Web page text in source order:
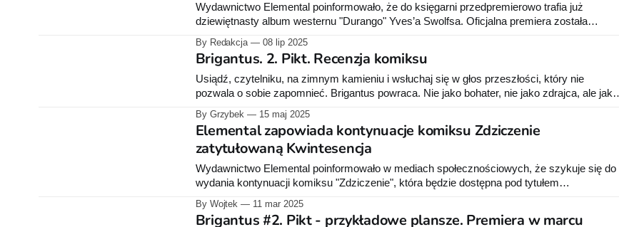
Wydawnictwo Elemental poinformowało, że do księgarni przedpremierowo trafia już
dziewiętnasty album westernu "Durango" Yves’a Swolfsa. Oficjalna premiera została
Dziewiętnasty tom autorskiej westernowej serii Yves’a Swolfsa zabiera nas na ogarnięte
wojną domową tereny Meksyku. Rewolwerowiec towarzyszy młodemu,
By Redakcja 08 lip 2025
Brigantus. 2. Pikt. Recenzja komiksu
Usiądź, czytelniku, na zimnym kamieniu i wsłuchaj się w głos przeszłości, który nie
pozwala o sobie zapomnieć. Brigantus powraca. Nie jako bohater, nie jako zdrajca, ale jako
lecz zadaje pytania. Nie oczekuj światła. Oczekuj prawdy - poszarpanej,
By Grzybek 15 maj 2025
Elemental zapowiada kontynuacje komiksu Zdziczenie
zatytułowaną Kwintesencja
Wydawnictwo Elemental poinformowało w mediach społecznościowych, że szykuje się do
wydania kontynuacji komiksu "Zdziczenie", która będzie dostępna pod tytułem
"Zdziczenie" ukazał się w 2021 roku. Oto jego opis według wydawcy: Wskutek przypływu
By Wojtek 11 mar 2025
Brigantus #2. Pikt - przykładowe plansze. Premiera w marcu